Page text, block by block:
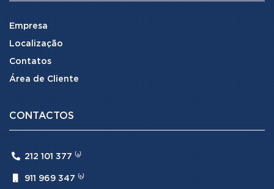
Empresa
Localização
Contatos
Área de Cliente
CONTACTOS
 212 101 377 ⁽ᵃ⁾
911 969 347 ⁽ᵇ⁾